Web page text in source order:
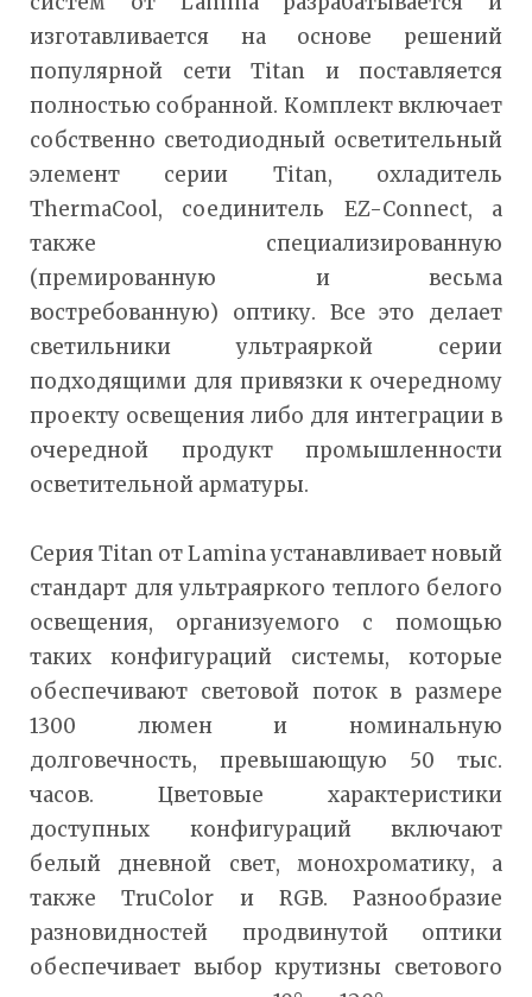
изготавливается на основе решений
популярной сети Titan и поставляется
полностью собранной. Комплект включает
собственно светодиодный осветительный
элемент серии Titan, охладитель
ThermaCool, соединитель EZ-Connect, а
также специализированную
(премированную и весьма
востребованную) оптику. Все это делает
светильники ультраяркой серии
подходящими для привязки к очередному
проекту освещения либо для интеграции в
очередной продукт промышленности
осветительной арматуры.
Серия Titan от Lamina устанавливает новый
стандарт для ультраяркого теплого белого
освещения, организуемого с помощью
таких конфигураций системы, которые
обеспечивают световой поток в размере
1300 люмен и номинальную
долговечность, превышающую 50 тыс.
часов. Цветовые характеристики
доступных конфигураций включают
белый дневной свет, монохроматику, а
также TruColor и RGB. Разнообразие
разновидностей продвинутой оптики
обеспечивает выбор крутизны светового